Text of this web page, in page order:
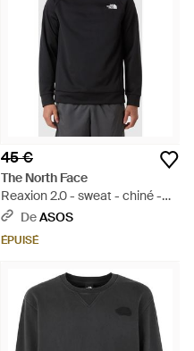
45 €
The North Face
Reaxion 2.0 - sweat - chiné -
NoirDeASOS
ÉPUISÉ